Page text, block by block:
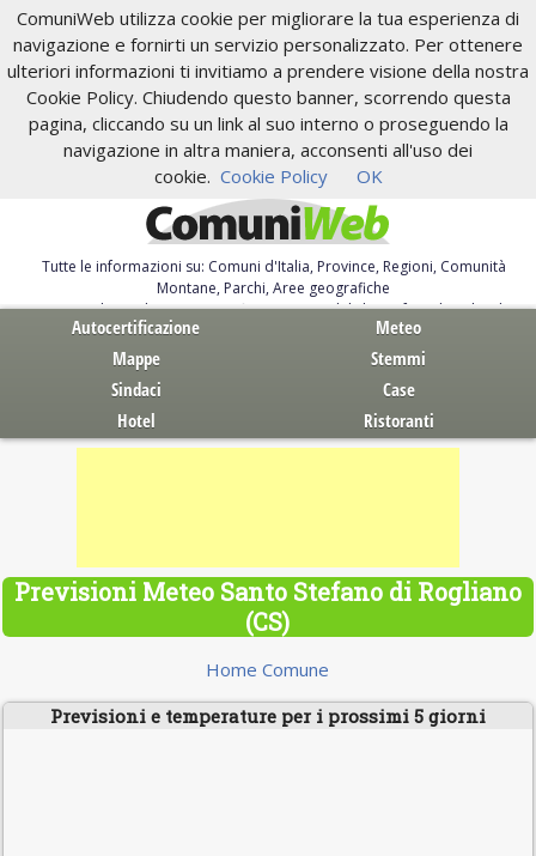
ComuniWeb utilizza cookie per migliorare la tua esperienza di
navigazione e fornirti un servizio personalizzato. Per ottenere
ulteriori informazioni ti invitiamo a prendere visione della nostra
Cookie Policy. Chiudendo questo banner, scorrendo questa
pagina, cliccando su un link al suo interno o proseguendo la
navigazione in altra maniera, acconsenti all'uso dei
cookie. Cookie Policy OK
Tutte le informazioni su: Comuni d'Italia, Province, Regioni, Comunità
Montane, Parchi, Aree geografiche
Servizi al Cittadino. Autocertificazione, moduli, leggi, free download
Autocertificazione
Meteo
Mappe
Stemmi
Sindaci
Case
Hotel
Ristoranti
Previsioni Meteo Santo Stefano di Rogliano
(CS)
Home Comune
Previsioni e temperature per i prossimi 5 giorni